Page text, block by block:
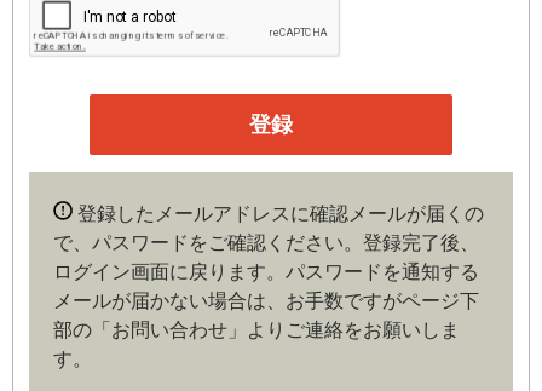
第３条（会員）
本サイトの会員は、機関投資家や金融機関の役職員、事業
企業や官公庁、研究機関などの役職員、もしくは専門家の
いずれかに該当していることを条件とし、登録の申し込み
を行うには、当社が入会を承諾した時点で、本会員規約の
の内容がある場合や本規約に違反するおそれがある場合に
は、当社は会員登録を拒否もしくは抹消することができま
す。
第４条（ユーザー名とパスワードの管理）
ユーザー名およびパスワードの利用、管理は会員の自己責
登録したメールアドレスに確認メールが届くの
で、パスワードをご確認ください。登録完了後、
ログイン画面に戻ります。パスワードを通知する
メールが届かない場合は、お手数ですがページ下
部の「お問い合わせ」よりご連絡をお願いしま
す。